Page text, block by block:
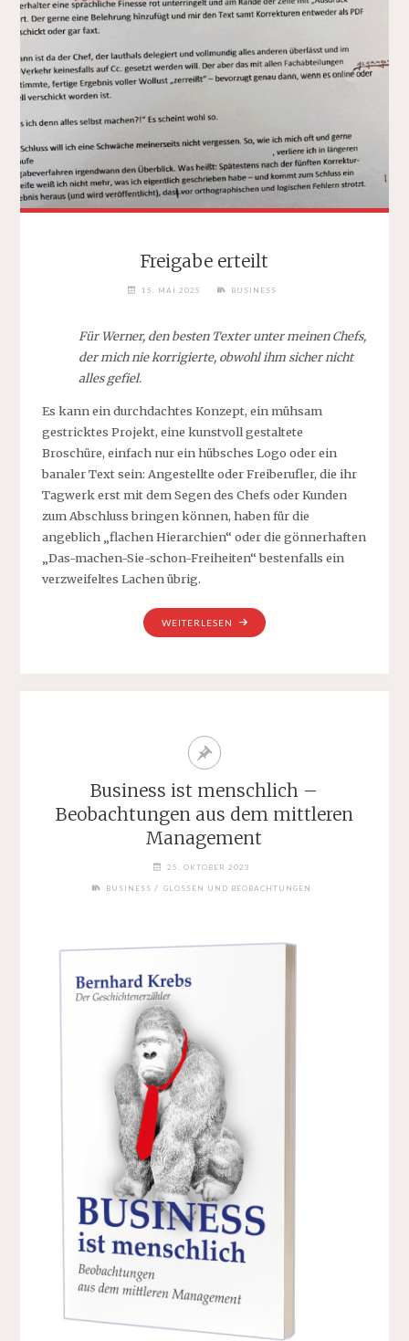
Freigabe erteilt
15. MAI 2025 BUSINESS
Für Werner, den besten Texter unter meinen Chefs,
der mich nie korrigierte, obwohl ihm sicher nicht
alles gefiel.
Es kann ein durchdachtes Konzept, ein mühsam
gestricktes Projekt, eine kunstvoll gestaltete
Broschüre, einfach nur ein hübsches Logo oder ein
banaler Text sein: Angestellte oder Freiberufler, die ihr
Tagwerk erst mit dem Segen des Chefs oder Kunden
zum Abschluss bringen können, haben für die
angeblich „flachen Hierarchien“ oder die gönnerhaften
„Das-machen-Sie-schon-Freiheiten“ bestenfalls ein
verzweifeltes Lachen übrig.
WEITERLESEN
„FREIGABE
ERTEILT“
Business ist menschlich –
Beobachtungen aus dem mittleren
Management
25. OKTOBER 2023
BUSINESS / GLOSSEN UND BEOBACHTUNGEN